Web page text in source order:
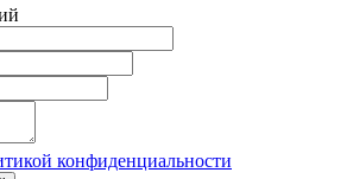
конфиденциальности